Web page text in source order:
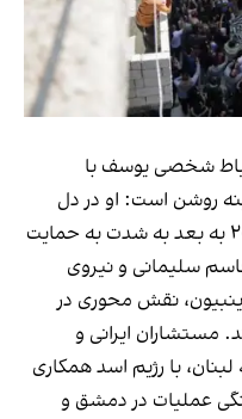
شخصی یوسف با
روشن است: او در دل
رژیم اسد عمل می‌کرد که از سال ۲۰۱۲ به بعد به شدت به حمایت
سلیمانی و نیروی
نقش محوری در
مستشاران ایرانی و
با رژیم اسد همکاری
عملیات در دمشق و